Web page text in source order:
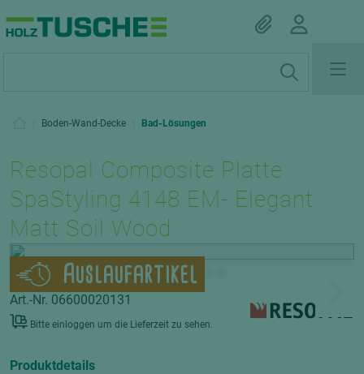
Boden-Wand-Decke Bad-Lösungen
Resopal Composite Platte
SpaStyling 4148 EM- Elegant
Matt Soil Wood
Auslaufartikel
Art.-Nr. 06600020131
Bitte einloggen um die Lieferzeit zu sehen.
Produktdetails